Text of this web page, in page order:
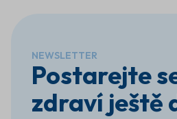
NEWSLETTER
Postarejte
zdraví ještě